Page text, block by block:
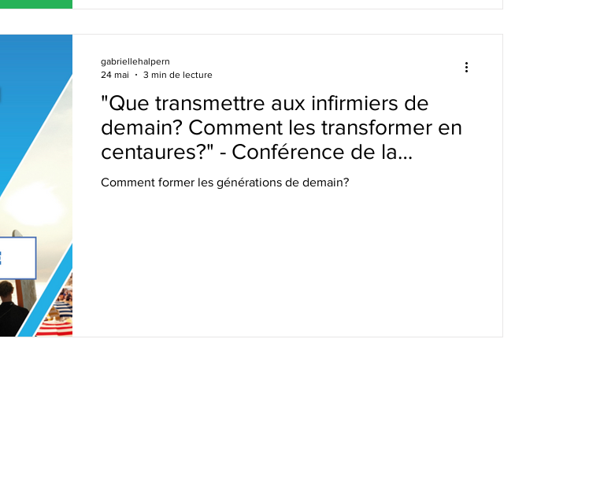
"Que transmettre aux infirmiers de
demain? Comment les transformer en
centaures?" - Conférence de la
philosophe Gabrielle Halpern pour le
Comment former les générations de demain?
gabriellehalpern
24 mai
3 min de lecture